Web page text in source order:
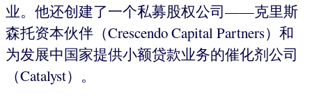
业。他还创建了一个私募股权公司——克里斯
森托资本伙伴（Crescendo Capital Partners）和
为发展中国家提供小额贷款业务的催化剂公司
（Catalyst）。